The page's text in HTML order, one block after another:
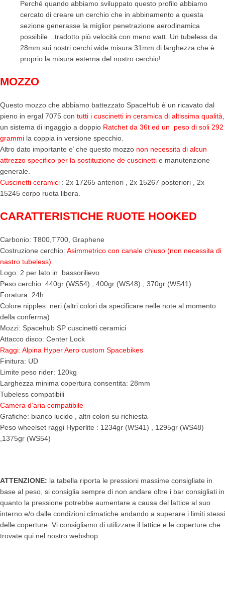
Perché quando abbiamo sviluppato questo profilo abbiamo
cercato di creare un cerchio che in abbinamento a questa
sezione generasse la miglior penetrazione aerodinamica
possibile…tradotto più velocità con meno watt. Un tubeless da
28mm sui nostri cerchi wide misura 31mm di larghezza che è
proprio la misura esterna del nostro cerchio!
MOZZO
Questo mozzo che abbiamo battezzato SpaceHub è un ricavato dal
pieno in ergal 7075 con tutti i cuscinetti in ceramica di altissima qualità
un sistema di ingaggio a doppio Ratchet da 36t ed un peso di soli 292
grammi la coppia in versione specchio.
Altro dato importante e’ che questo mozzo non necessita di alcun
attrezzo specifico per la sostituzione de cuscinetti e manutenzione
generale.
Cuscinetti ceramici : 2x 17265 anteriori , 2x 15267 posteriori , 2x
15245 corpo ruota libera.
CARATTERISTICHE RUOTE HOOKED
Carbonio: T800,T700, Graphene
Costruzione cerchio: Asimmetrico con canale chiuso (non necessita di
nastro tubeless)
Logo: 2 per lato in bassorilievo
Peso cerchio: 440gr (WS54) , 400gr (WS48) , 370gr (WS41)
Foratura: 24h
Colore nipples: neri (altri colori da specificare nelle note al momento
della conferma)
Mozzi: Spacehub SP cuscinetti ceramici
Attacco disco: Center Lock
Raggi: Alpina Hyper Aero custom Spacebikes
Finitura: UD
Limite peso rider: 120kg
Larghezza minima copertura consentita: 28mm
Tubeless compatibili
Camera d’aria compatibile
Grafiche: bianco lucido , altri colori su richiesta
Peso wheelset raggi Hyperlite : 1234gr (WS41) , 1295gr (WS48)
,1375gr (WS54)
ATTENZIONE: la tabella riporta le pressioni massime consigliate in
base al peso, si consiglia sempre di non andare oltre i bar consigliati in
quanto la pressione potrebbe aumentare a causa del lattice al suo
interno e/o dalle condizioni climatiche andando a superare i limiti stessi
delle coperture. Vi consigliamo di utilizzare il lattice e le coperture che
trovate qui nel nostro webshop.